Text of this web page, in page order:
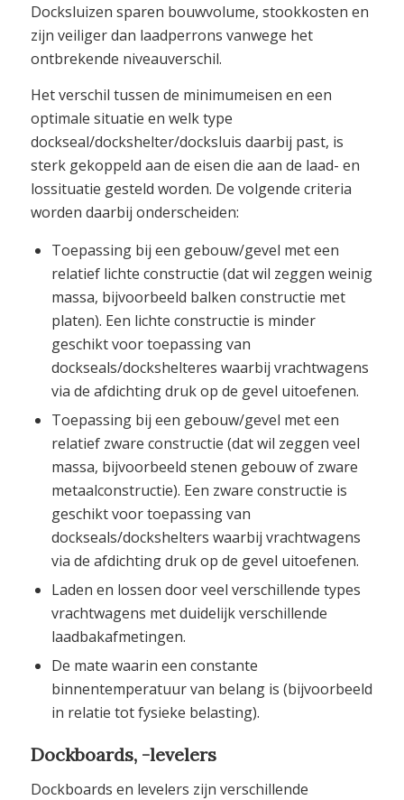
Docksluizen sparen bouwvolume, stookkosten en
zijn veiliger dan laadperrons vanwege het
ontbrekende niveauverschil.
Het verschil tussen de minimumeisen en een
optimale situatie en welk type
dockseal/dockshelter/docksluis daarbij past, is
sterk gekoppeld aan de eisen die aan de laad- en
lossituatie gesteld worden. De volgende criteria
worden daarbij onderscheiden:
Toepassing bij een gebouw/gevel met een
relatief lichte constructie (dat wil zeggen weinig
massa, bijvoorbeeld balken constructie met
platen). Een lichte constructie is minder
geschikt voor toepassing van
dockseals/dockshelteres waarbij vrachtwagens
via de afdichting druk op de gevel uitoefenen.
Toepassing bij een gebouw/gevel met een
relatief zware constructie (dat wil zeggen veel
massa, bijvoorbeeld stenen gebouw of zware
metaalconstructie). Een zware constructie is
geschikt voor toepassing van
dockseals/dockshelters waarbij vrachtwagens
via de afdichting druk op de gevel uitoefenen.
Laden en lossen door veel verschillende types
vrachtwagens met duidelijk verschillende
laadbakafmetingen.
De mate waarin een constante
binnentemperatuur van belang is (bijvoorbeeld
in relatie tot fysieke belasting).
Dockboards, -levelers
Dockboards en levelers zijn verschillende